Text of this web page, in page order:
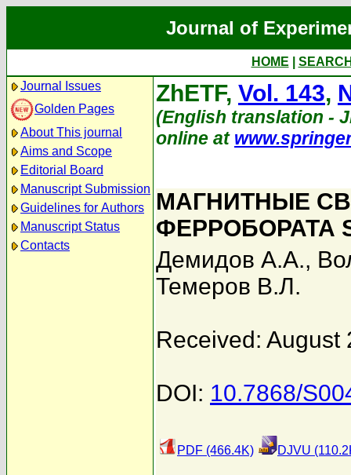
Journal of
HOME
Journal Issues
Golden Pages
About This journal
Aims and Scope
Editorial Board
Manuscript Submission
Guidelines for Authors
Manuscript Status
Contacts
ZhETF, Vol. 143,
(English translation -
online at
МАГНИТНЫЕ
ФЕРРОБОРАТА
Демидов А.А.,
Темеров В.Л.
Received: August
DOI: 10.7868/
PDF (466.4K) DJVU